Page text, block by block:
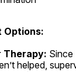
Options:
Therapy: Since
helped,